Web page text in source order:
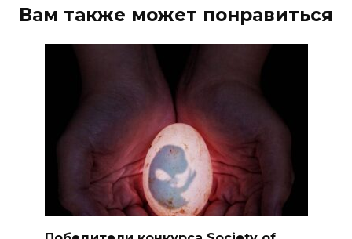
Вам также может понравиться